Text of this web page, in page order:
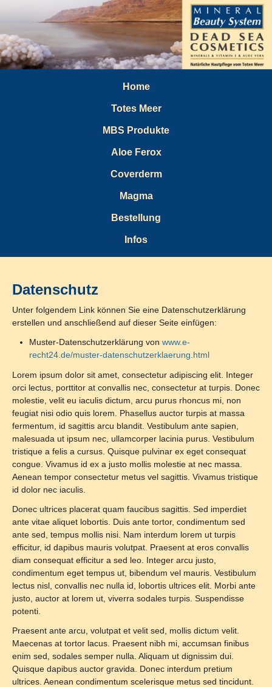
Home
Totes Meer
MBS Produkte
Aloe Ferox
Coverderm
Magma
Bestellung
Infos
Datenschutz
Unter folgendem Link können Sie eine Datenschutzerklärung
erstellen und anschließend auf dieser Seite einfügen:
Muster-Datenschutzerklärung von www.e-
recht24.de/muster-datenschutzerklaerung.html
Lorem ipsum dolor sit amet, consectetur adipiscing elit. Integer
orci lectus, porttitor at convallis nec, consectetur at turpis. Donec
molestie, velit eu iaculis dictum, arcu purus rhoncus mi, non
feugiat nisi odio quis lorem. Phasellus auctor turpis at massa
fermentum, id sagittis arcu blandit. Vestibulum ante sapien,
malesuada ut ipsum nec, ullamcorper lacinia purus. Vestibulum
tristique a felis a cursus. Quisque pulvinar ex eget consequat
congue. Vivamus id ex a justo mollis molestie at nec massa.
Aenean tempor consectetur metus vel sagittis. Vivamus tristique
id dolor nec iaculis.
Donec ultrices placerat quam faucibus sagittis. Sed imperdiet
ante vitae aliquet lobortis. Duis ante tortor, condimentum sed
ante sed, tempus mollis nisi. Nam interdum lorem ut turpis
efficitur, id dapibus mauris volutpat. Praesent at eros convallis
diam consequat efficitur a sed leo. Integer arcu justo,
condimentum eget tempus ut, bibendum vel mauris. Vestibulum
lectus nisl, convallis nec nulla id, lobortis ultrices elit. Morbi ante
justo, auctor at lorem ut, viverra sodales turpis. Suspendisse
potenti.
Praesent ante arcu, volutpat et velit sed, mollis dictum velit.
Maecenas at tortor lacus. Praesent nibh mi, accumsan finibus
enim sed, sodales semper nulla. Aliquam ut dignissim dui.
Quisque dapibus auctor gravida. Donec interdum pretium
ultrices. Aenean condimentum scelerisque metus sed tincidunt.